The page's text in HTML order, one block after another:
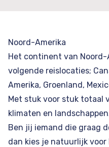
Noord-Amerika
Het continent van
volgende reislocaties;
Amerika, Groenland,
Met stuk voor stuk totaal
klimaten en
Ben jij iemand die graag
dan kies je natuurlijk